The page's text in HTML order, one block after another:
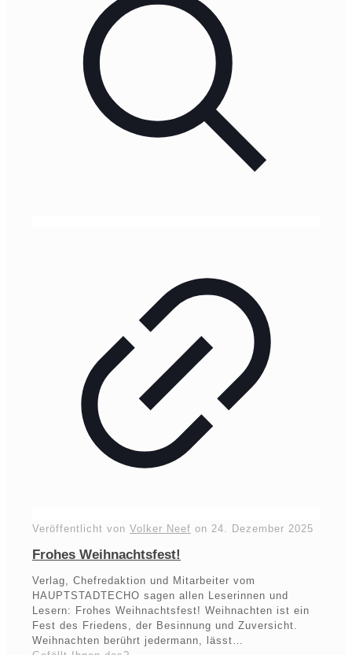
Veröffentlicht von Volker Neef on 24. Dezember 2025
Frohes Weihnachtsfest!
Verlag, Chefredaktion und Mitarbeiter vom
HAUPTSTADTECHO sagen allen Leserinnen und
Lesern: Frohes Weihnachtsfest! Weihnachten ist ein
Fest des Friedens, der Besinnung und Zuversicht.
Weihnachten berührt jedermann, lässt…